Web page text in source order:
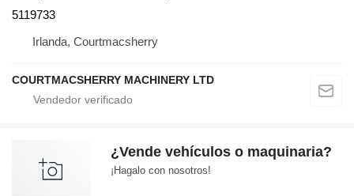
5119733
Irlanda, Courtmacsherry
COURTMACSHERRY MACHINERY LTD
¿Vende vehículos o maquinaria?
¡Hagalo con nosotros!